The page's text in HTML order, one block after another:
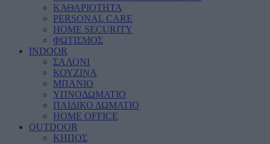
ΚΑΘΑΡΙΟΤΗΤΑ
PERSONAL CARE
HOME SECURITY
ΦΩΤΙΣΜΟΣ
INDOOR
ΣΑΛΟΝΙ
ΚΟΥΖΙΝΑ
ΜΠΑΝΙΟ
ΥΠΝΟΔΩΜΑΤΙΟ
ΠΑΙΔΙΚΟ ΔΩΜΑΤΙΟ
HOME OFFICE
OUTDOOR
ΚΗΠΟΣ